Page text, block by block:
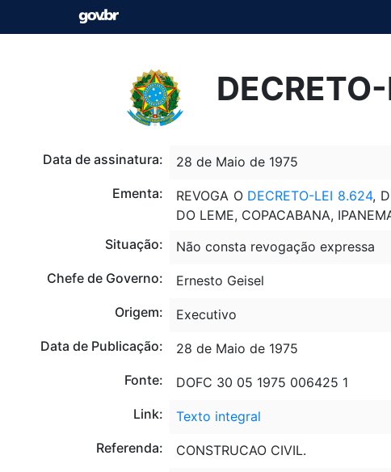
Data de assinatura:
28 de Maio de 1975
Ementa:
REVOGA O DECRETO-LEI 8.624,
DO LEME, COPACABANA,
Situação:
Não consta revogação expressa
Chefe de Governo:
Ernesto Geisel
Origem:
Executivo
Data de Publicação:
28 de Maio de 1975
Fonte:
DOFC 30 05 1975 006425 1
Link:
Texto integral
Referenda:
CONSTRUCAO CIVIL.